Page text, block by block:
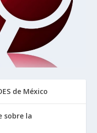
de México
sobre la